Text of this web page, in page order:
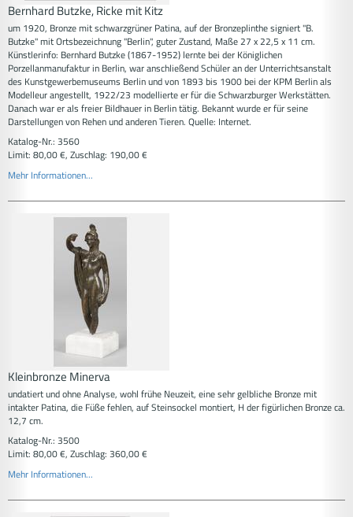
Bernhard Butzke, Ricke mit Kitz
um 1920, Bronze mit schwarzgrüner Patina, auf der Bronzeplinthe signiert "B.
Butzke" mit Ortsbezeichnung "Berlin", guter Zustand, Maße 27 x 22,5 x 11 cm.
Künstlerinfo: Bernhard Butzke (1867-1952) lernte bei der Königlichen
Porzellanmanufaktur in Berlin, war anschließend Schüler an der Unterrichtsanstalt
des Kunstgewerbemuseums Berlin und von 1893 bis 1900 bei der KPM Berlin als
Modelleur angestellt, 1922/23 modellierte er für die Schwarzburger Werkstätten.
Danach war er als freier Bildhauer in Berlin tätig. Bekannt wurde er für seine
Darstellungen von Rehen und anderen Tieren. Quelle: Internet.
Katalog-Nr.: 3560
Limit: 80,00 €, Zuschlag: 190,00 €
Mehr Informationen...
Kleinbronze Minerva
undatiert und ohne Analyse, wohl frühe Neuzeit, eine sehr gelbliche Bronze mit
intakter Patina, die Füße fehlen, auf Steinsockel montiert, H der figürlichen Bronze ca.
12,7 cm.
Katalog-Nr.: 3500
Limit: 80,00 €, Zuschlag: 360,00 €
Mehr Informationen...